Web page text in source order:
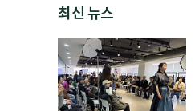
최신 뉴스